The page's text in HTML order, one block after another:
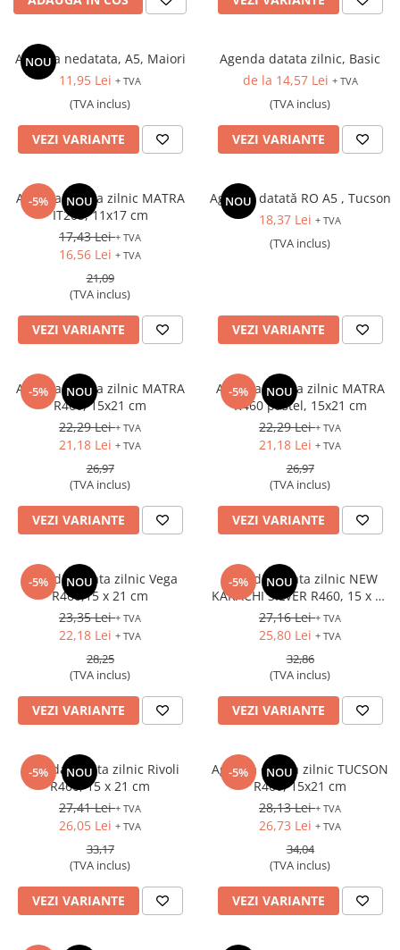
NOU
Agenda nedatata, A5, Maiori
11,95 Lei + TVA
(TVA inclus)
VEZI VARIANTE
Agenda datata zilnic, Basic
de la 14,57 Lei + TVA
(TVA inclus)
VEZI VARIANTE
-5% NOU
Agenda datata zilnic MATRA
IT205, 11x17 cm
17,43 Lei+ TVA
16,56 Lei + TVA
21,09
(TVA inclus)
VEZI VARIANTE
NOU
Agendă datată RO A5 , Tucson
18,37 Lei + TVA
(TVA inclus)
VEZI VARIANTE
-5% NOU
Agenda datata zilnic MATRA
R460, 15x21 cm
22,29 Lei+ TVA
21,18 Lei + TVA
26,97
(TVA inclus)
VEZI VARIANTE
-5% NOU
Agenda datata zilnic MATRA
R460 pastel, 15x21 cm
22,29 Lei+ TVA
21,18 Lei + TVA
26,97
(TVA inclus)
VEZI VARIANTE
-5% NOU
Agenda datata zilnic Vega
R460,15 x 21 cm
23,35 Lei+ TVA
22,18 Lei + TVA
28,25
(TVA inclus)
VEZI VARIANTE
-5% NOU
Agenda datata zilnic NEW
KARACHI SILVER R460, 15 x 21
cm
27,16 Lei+ TVA
25,80 Lei + TVA
32,86
(TVA inclus)
VEZI VARIANTE
-5% NOU
Agenda datata zilnic Rivoli
R460, 15 x 21 cm
27,41 Lei+ TVA
26,05 Lei + TVA
33,17
(TVA inclus)
VEZI VARIANTE
-5% NOU
Agenda datata zilnic TUCSON
R460, 15x21 cm
28,13 Lei+ TVA
26,73 Lei + TVA
34,04
(TVA inclus)
VEZI VARIANTE